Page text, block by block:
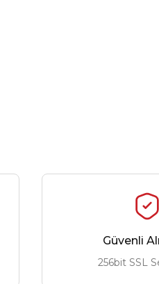
Güvenli
256bit SSL